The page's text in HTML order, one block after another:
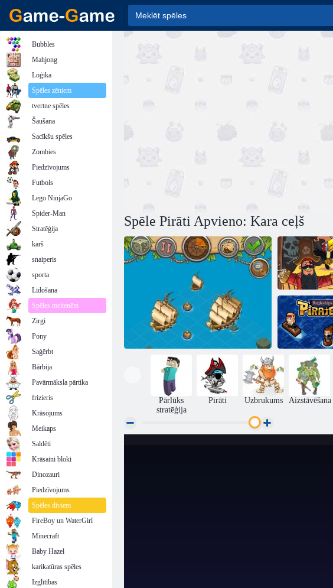
Spēle Pirāti Apvieno: Kara ceļš
Pirātu burbuļi
Pirātu pirāti
Pārlūks
stratēģija
Pirāti Uzbrukums Aizstāvēšana
Bubbles
Mahjong
Loģika
Spēles zēniem
tvertne spēles
Šaušana
Sacīkšu spēles
Zombies
Piedzīvojums
Futbols
Lego NinjaGo
Spider-Man
Stratēģija
karš
snaiperis
sporta
Lidošana
Spēles meitenēm
Zirgi
Pony
Saģērbt
Bārbija
Pavārmāksla pārtika
frizieris
Krāsojums
Meikaps
Saldēti
Krāsaini bloki
Dinozauri
Piedzīvojums
Spēles diviem
FireBoy un WaterGirl
Minecraft
Baby Hazel
karikatūras spēles
Izglītības